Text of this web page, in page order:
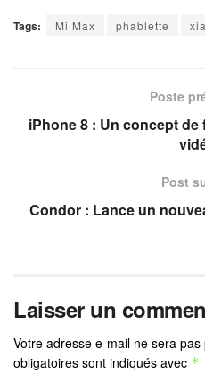
Tags: Mi Max phablette
Poste
iPhone 8 : Un concept
Post
Condor : Lance un
Laisser un
Votre adresse e-mail ne sera pas
obligatoires sont indiqués avec *